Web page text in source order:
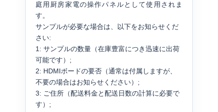
庭用厨房家電の操作パネルとして使用されま
す。
サンプルが必要な場合は、以下をお知らせくだ
さい:
1: サンプルの数量（在庫豊富につき迅速に出荷
可能です）;
2: HDMIボードの要否（通常は付属しますが、
不要の場合はお知らせください）;
3: ご住所（配送料金と配送日数の計算に必要で
す）;